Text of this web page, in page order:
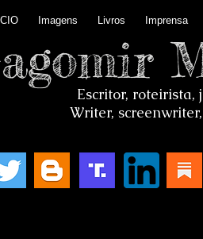
Imagens Livros Imprensa
Escritor, roteirista,
Writer,